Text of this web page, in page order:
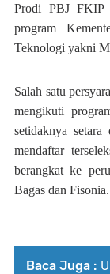
Prodi PBJ FKIP
program
Teknologi yakni
Salah satu
mengikuti
setidaknya
mendaftar
berangkat ke
Bagas dan Fisonia.
Baca Juga :